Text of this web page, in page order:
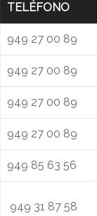
TELÉFONO
949 27 00 89
949 27 00 89
949 27 00 89
949 27 00 89
949 85 63 56
949 31 87 58